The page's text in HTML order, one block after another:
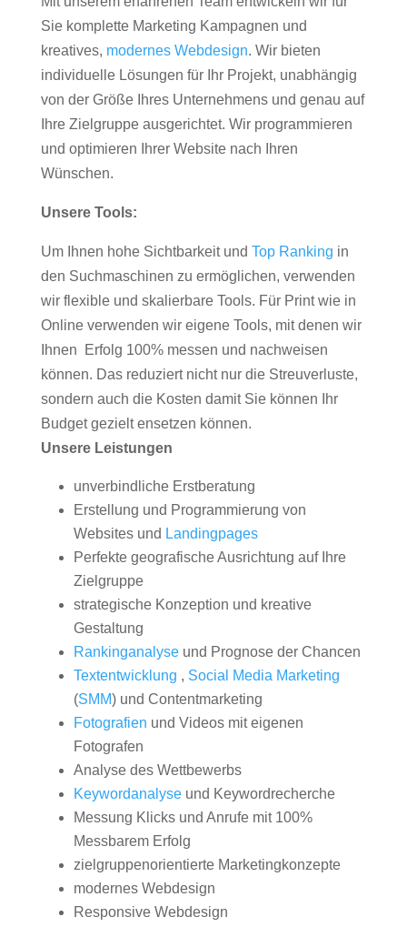
Sie komplette Marketing Kampagnen und
kreatives, modernes Webdesign. Wir bieten
individuelle Lösungen für Ihr Projekt, unabhängig
von der Größe Ihres Unternehmens und genau auf
Ihre Zielgruppe ausgerichtet. Wir programmieren
und optimieren Ihrer Website nach Ihren
Wünschen.
Unsere Tools:
Um Ihnen hohe Sichtbarkeit und Top Ranking in
den Suchmaschinen zu ermöglichen, verwenden
wir flexible und skalierbare Tools. Für Print wie in
Online verwenden wir eigene Tools, mit denen wir
Ihnen Erfolg 100% messen und nachweisen
können. Das reduziert nicht nur die Streuverluste,
sondern auch die Kosten damit Sie können Ihr
Budget gezielt ensetzen können.
Unsere Leistungen
unverbindliche Erstberatung
Erstellung und Programmierung von
Websites und Landingpages
Perfekte geografische Ausrichtung auf Ihre
Zielgruppe
strategische Konzeption und kreative
Gestaltung
Rankinganalyseund Prognose der Chancen
Textentwicklung , Social Media Marketing
(SMM) und Contentmarketing
Fotografien und Videos mit eigenen
Fotografen
Analyse des Wettbewerbs
Keywordanalyseund Keywordrecherche
Messung Klicks und Anrufe mit 100%
Messbarem Erfolg
zielgruppenorientierte Marketingkonzepte
modernes Webdesign
Responsive Webdesign